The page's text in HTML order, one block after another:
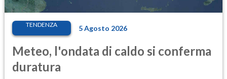
TENDENZA 5 Agosto 2026
Meteo, l'ondata di caldo si conferma
duratura